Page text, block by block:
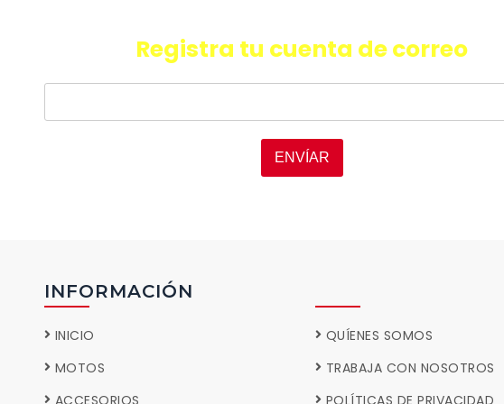
Registra tu cuenta de correo
ENVÍAR
INFORMACIÓN
INICIO
MOTOS
ACCESORIOS
QUÍENES SOMOS
TRABAJA CON NOSOTROS
POLÍTICAS DE PRIVACIDAD